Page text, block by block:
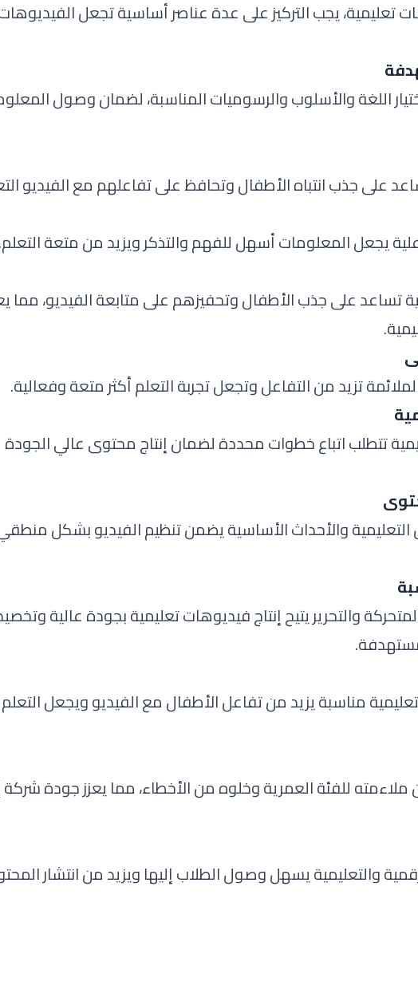
تعليمية، يجب التركيز على عدة عناصر أساسية تجعل
اللغة والأسلوب والرسوميات المناسبة، لضمان وصول
على جذب انتباه الأطفال وتحافظ على تفاعلهم مع الفيديو
يجعل المعلومات أسهل للفهم والتذكر ويزيد من متعة التعلم.
تساعد على جذب الأطفال وتحفيزهم على متابعة الفيديو، مما
تزيد من التفاعل وتجعل تجربة التعلم أكثر متعة وفعالية.
تتطلب اتباع خطوات محددة لضمان إنتاج محتوى عالي الجودة
والأحداث الأساسية يضمن تنظيم الفيديو بشكل
والتحرير يتيح إنتاج فيديوهات تعليمية بجودة عالية
مناسبة يزيد من تفاعل الأطفال مع الفيديو ويجعل
ملاءمته للفئة العمرية وخلوه من الأخطاء، مما يعزز جودة شركة
والتعليمية يسهل وصول الطلاب إليها ويزيد من انتشار